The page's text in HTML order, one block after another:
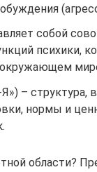
собой
психики,
окружающем
– структура,
нормы и
области?